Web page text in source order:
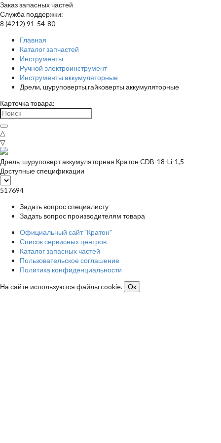
Заказ запасных частей
Служба поддержки:
8 (4212) 91-54-80
Главная
Каталог запчастей
Инструменты
Ручной электроинструмент
Инструменты аккумуляторные
Дрели, шуруповерты,гайковерты аккумуляторные
Карточка товара:
△
▽
Дрель-шуруповерт аккумуляторная Кратон CDB-18-Li-1,5
Доступные спецификации
517694
Задать вопрос специалисту
Задать вопрос производителям товара
Официальный сайт "Кратон"
Список сервисных центров
Каталог запасных частей
Пользовательское соглашение
Политика конфиденциальности
На сайте используются файлы cookie.
Ок